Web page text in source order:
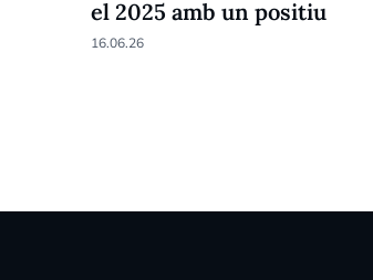
el 2025 amb un positiu
16.06.26